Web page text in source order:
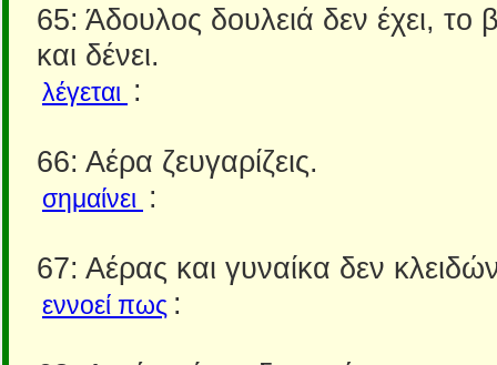
65: Άδουλος δουλειά δεν έχει, το
και δένει.
λέγεται :
66: Αέρα ζευγαρίζεις.
σημαίνει :
67: Αέρας και γυναίκα δεν
εννοεί πως :